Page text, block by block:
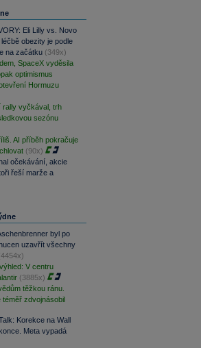
Eli Lilly vs. Novo
obezity je podle
na začátku (349x)
SpaceX vyděsila
optimismus
Hormuzu
rally vyčkával, trh
sezónu
AI příběh pokračuje
(90x)
očekávání, akcie
řeší marže a
byl po
uzavřít všechny
V centru
(3885x)
těžkou ránu.
zdvojnásobil
Korekce na Wall
Meta vypadá